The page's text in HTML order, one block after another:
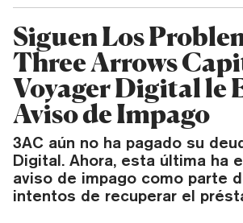
Siguen Los
Three Arrows
Voyager Digital le
Aviso de Impago
3AC aún no ha pagado su
Digital. Ahora, esta última ha
aviso de impago como parte
intentos de recuperar el